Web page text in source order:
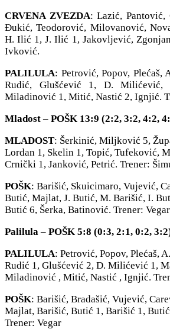
CRVENA ZVEZDA: Lazić, Pantović,
Đukić, Teodorović, Milovanović,
H. Ilić 1, J. Ilić 1, Jakovljević,
Ivković.
PALILULA: Petrović, Popov, Plećaš,
Rudić, Glušćević 1, D. Milićević,
Miladinović 1, Mitić, Nastić 2, Ignjić.
Mladost – POŠK 13:9 (2:2, 3:2, 4:2,
MLADOST: Šerkinić, Miljković 5,
Lordan 1, Skelin 1, Topić, Tufeković,
Crnički 1, Janković, Petrić. Trener:
POŠK: Barišić, Skuicimaro, Vujević,
Butić, Majlat, J. Butić, M. Barišić, I.
Butić 6, Šerka, Batinović. Trener:
Palilula – POŠK 5:8 (0:3, 2:1, 0:2,
PALILULA: Petrović, Popov, Plećaš,
Rudić 1, Glušćević 2, D. Milićević 1,
Miladinović , Mitić, Nastić , Ignjić.
POŠK: Barišić, Bradašić, Vujević,
Majlat, Barišić, Butić 1, Barišić 1,
Trener: Vegar